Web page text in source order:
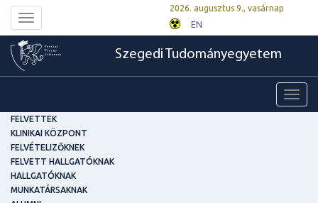
Toggle
navigation
2026. augusztus 9., vasárnap
EN
Szegedi Tudományegyetem
FELVETTEK
KLINIKAI KÖZPONT
FELVÉTELIZŐKNEK
FELVETT HALLGATÓKNAK
HALLGATÓKNAK
MUNKATÁRSAKNAK